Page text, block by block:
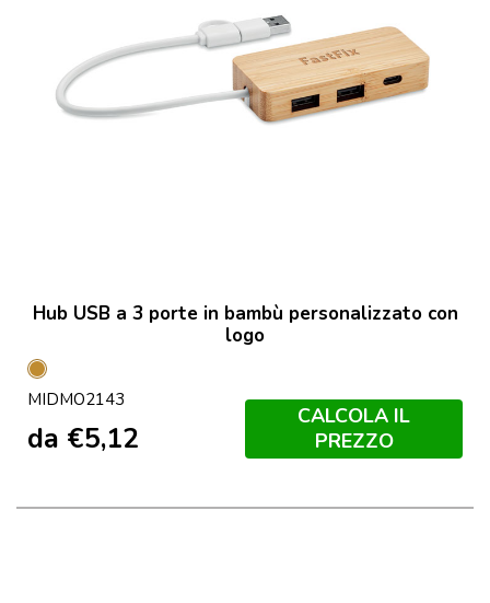
Hub USB a 3 porte in bambù personalizzato con
logo
Legno
MIDMO2143
da €5,12
CALCOLA IL
PREZZO